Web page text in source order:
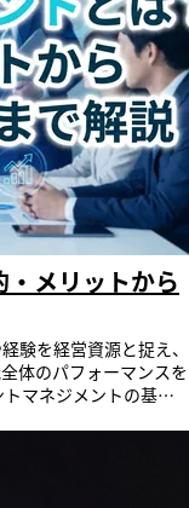
なくても、「ビジネ
、指示を誤解してしま
ついていけない、雑談
を深めてしまう原因に
ス習慣 日本企業の多
いった言葉にしない文
依存度が高い）な文化
は理解不能なルールで
ならないのか」「な
ならないのか」という
アパスや評価基準の
で評価されるのか」
るのか」という不満も
成果に対する正当な
曖昧で、将来のキャリ
を維持できず、より好
。 外国人労働者とう
や文化が異なる外国
する まずは、お互い
排除せず、尊重する姿
和6年）』 2：厚生労
年）』 生産性の低下 外
全体のオペレーション
を正しく理解できて
ブルが多発し、そのカ
になります。 また、
伝わらず、1つの作業
して教育担当者が本来
りません。 業務品質
タッフ個人のスキル
大きな「ばらつき」が
水準のサービスを提
います。 最悪の場
ルへと発展し、これま
下を招く恐れもあるで
ニュアンスは、曖昧
しいため注意が必要で
タッフの「早期離
解できなかったり、
タッフは自信を失って
急時に「何が、どこ
えられず、初期対応が
メリット 適材適所が実
る4つのステップ 適材
る、新しい適材適所
問 適材適所と
ネスにおける適材
験、そして本人のキャ
できる部署や役職に配
パフォーマンスを最大
の基本的な考え方とし
硬さ、しなやかさ、
特性に最も適した場所
きあがります。 この
た仕事や役割を与える
語があります。 適材
した場所はどこか」と
ポスト）」を主軸
発想です。特定の職務
割り当てる「ジョブ型
が正しいというもの
メリットから
大きな障壁となります。 ■現場に根付かない 三つ目の断絶は、システムが現場の日常業務に浸透しないケースです。 人事部主導で導入が進められ、現場の管理職や一般社員にとっては「また新しいシステムが増えた」「入力が面倒なだけ」といったネガティブな印象しか持たれません。 自身のマネジメントやキャリア形成にどう役立つのかという活用メリットが伝わっていないため、データ入力が義務感から行われるようになり、次第に更新されなくなってしまいます。 結果として、データは陳腐化し、活用できない「死んだデータ」が蓄積されるだけになります。 形骸化を招く3つの壁 タレントマネジメントの形骸化は、多くの場合「目的の壁」「現場の壁」「データの壁」という3つの壁によって引き起こされます。 これらの壁は相互に関連し合っており、一つでも乗り越えられなければ、タレントマネジメントは本来の価値を発揮することができません。 自社の取り組みがどの壁に直面しているのかを正確に認識することが、解決への第一歩となります。 ■目的の壁 「目的の壁」とは、タレントマネジメントを導入すること自体が目的化してしまい、「何のためにやるのか」という本来の目的が経営層から現場まで共有されていない状態を指します。 「適材適所を実現して生産性を上げる」「次世代リーダーを育成して事業を継続させる」といった明確なゴールがないままでは、各施策の優先順位がつけられず、取り組みが迷走してしまいます。 目的が曖昧なため、施策の効果を測ることもできず、次第に関係者の関心が薄れていきます。 ■現場の壁 「現場の壁」とは、現場の従業員や管理職が、タレントマネジメントの必要性やメリットを実感できず、協力が得られない状態です。 従業員にとっては、自身の情報を入力する手間が増えるだけで、キャリア支援などの具体的なリターンを感じられません。 管理職にとっても、部下の目標管理や評価のツールとして使い勝手が悪ければ、日常のマネジメントに活用しようという動機が生まれません。 「人事部がまた何か始めた」という他人事で終わってしまい、当事者意識が醸成されないことが大きな問題です。 ■データの壁 「データの壁」とは、意思決定の根拠となるはずの人材データが、質・量ともに不十分な状態を指します。 現場の協力が得られないため、そもそもデータが入力されなかったり、情報が更新されず古いままであったりします。 また、評価者の主観に大きく依存したデータばかりで、客観性や信頼性に欠ける場合もあります。 精度の低いデータに基づいた分析や意思決定は誤った結論を導きかねず、「結局、データはあてにならない」という不信感を生み、さらなるデータ軽視の悪循環に陥ります。 今、企業に求められる3つの変革 タレントマネジメントを形骸化させず、真に経営の力とするためには、従来の人事管理の在り方から脱却し、3つの大きな変革が求められます。 それは、人材情報の捉え方、従業員との関わり方、そしてデータの活用の仕方におけるパラダイムシフトです。 これらの変革を通じて、タレントマネジメントは管理のためのツールから、企業と従業員が共に成長するための戦略的基盤へと進化します。 「静的なデータの保管庫」から経営戦略の逆算へ まず求められるのは、タレントマネジメントシステムを単なる従業員の「静的なデータの保管庫」として捉えるのではなく、経営戦略を実現するための羅針盤と位置づけることです。 重要なのは、自社の経営目標や事業戦略を達成するために「将来、どのような人材が、何人必要か」を定義し、そこから逆算して現在の組織とのギャップを明らかにすることです。 このギャップを埋めるために、採用・育成・配置の戦略を立てるというアプローチが不可欠です。 これにより、人事施策が経営と直結し、その貢献度を明確に示すことができます。 「管理」から「支援（エンパワーメント）」へ 次に、従業員に対する姿勢を「管理」から「支援（エンパワーメント）」へと転換することが重要です。 企業が一方的にキャリアパスを決定するのではなく、従業員一人ひとりが自律的にキャリアを考え、成長していくことを積極的に後押しする仕組みが求められます。 タレントマネジメントシステムを通じて、従業員自身が自分のスキルやキャリア志向を可視化し、社内にある様々な成長機会（研修、公募、プロジェクト）にアクセスできる環境を整えることで、個人の主体的な成長意欲を引き出し、組織全体の活性化につなげます。 「データの収集」から「AIによる意志ある活用」へ 最後に、人材データをただ収集・蓄積するだけでなく、そこから未来を予測し、戦略的な意思決定に活かす「意志ある活用」への変革が不可欠です。 膨大な人材データを人間が分析するには限界があります。 そこで期待されるのがAIの活用です。 AIは、ハイパフォーマーに共通する行動特性を抽出したり、個々の従業員に最適なキャリアパスや学習コンテンツを提案したり、退職リスクのある人材を予測したりするなど、データに基づいた客観的で精度の高い示唆を提供します。 これにより、人事担当者や経営者は、より高度な戦略的意思決定に集中できます。 タレントマネジメント導入を成功に導く6つのステップ タレントマネジメントは、単にシステムを導入すれば成功するものではありません。 戦略的な目的を達成するためには、計画的にステップを踏み、PDCAサイクルを回し続けることが不可欠です。 ここでは、タレントマネジメントの導入を成功に導くための具体的な6つのステップを解説します。 このプロセスを通じて、形骸化を防ぎ、組織に確かな効果をもたらす運用を目指します。 ステップ1：現状把握｜人材情報の可視化 最初のステップは、社内に散在している人材情報を一元的に集約し、可視化することです。 従業員の経歴、スキル、資格、評価、研修履歴といったデータをデータベースにまとめ、誰もが必要な情報にアクセスできる状態を整えます。 特に、個々の従業員がどのようなスキルを持っているかを一覧できる「スキルマップ」の作成は、現状把握において非常に有効です。 この段階で、自社がどのような人材をどれだけ保有しているのかを客観的に把握することが、以降の全てのステップの基礎となります。 ステップ2：人材特定｜タレントの見極め 次に、可視化された人材データの中から、自社の経営戦略にとって特に重要な「タレント」を特定します。 ここでのタレントとは、単に優秀な人材という意味だけでなく、特定の分野で高い専門性を持つ人材、将来のリーダー候補となるポテンシャルを持つ人材など、企業の定義によって異なります。 過去の業績評価、コンピテンシー評価、上司からの推薦、自己申告などを多角的に分析し、客観的な基準で重要な役割を担うべき人材を見極めることが重要です。 ステップ3：計画策定｜採用・育成・配置計画 特定したタレントや、現状把握で見えた組織全体の人材の過不足に基づき、具体的な計画を策定します。 次世代リーダー候補には、どのような経験を積ませるべきかという育成計画（サクセッションプラン）を立てます。 また、特定のスキルを持つ人材が不足している部署には、社内異動による配置転換や、新規採用の計画を立案します。 この計画は、経営戦略や事業計画と密接に連動している必要があり、場当たり的ではない、長期的視点に立ったものであることが求められます。 ステップ4：実行｜計画に基づく採用・配置 策定した計画を具体的なアクションに移す実行フェーズです。 育成計画に基づいて対象者への研修を実施したり、キャリア開発のための面談を行ったりし